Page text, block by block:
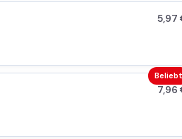
5,97
Beliebt
7,96